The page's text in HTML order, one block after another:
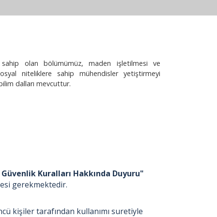
olan bölümümüz, maden işletilmesi ve
niteliklere sahip mühendisler yetiştirmeyi
dalları mevcuttur.
Kuralları Hakkında Duyuru"
gerekmektedir.
kişiler tarafından kullanımı suretiyle